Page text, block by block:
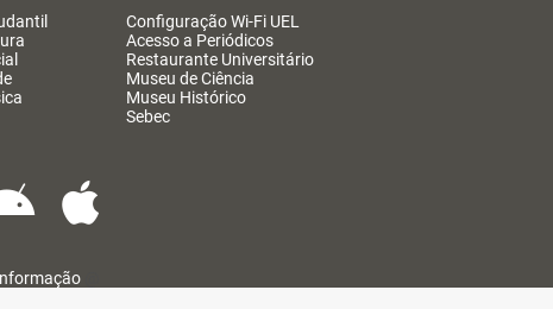
Configuração Wi-Fi UEL
Acesso a Periódicos
Restaurante Universitário
Museu de Ciência
Museu Histórico
Sebec